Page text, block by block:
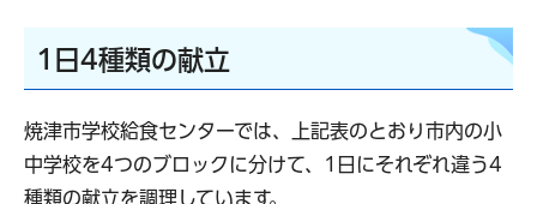
1日4種類の献立
焼津市学校給食センターでは、上記表のとおり市内の小
中学校を4つのブロックに分けて、1日にそれぞれ違う4
種類の献立を調理しています。